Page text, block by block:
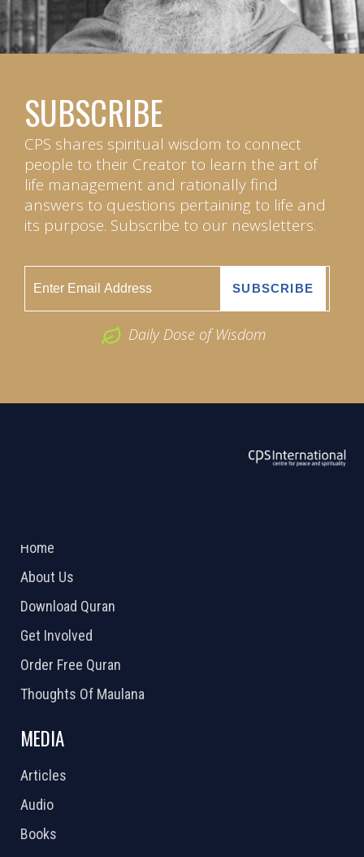
SUBSCRIBE
CPS shares spiritual wisdom to connect
people to their Creator to learn the art of
life management and rationally find
answers to questions pertaining to life and
its purpose. Subscribe to our newsletters.
Daily Dose of Wisdom
Home
About Us
Download Quran
Get Involved
Order Free Quran
Thoughts Of Maulana
MEDIA
Articles
Audio
Books